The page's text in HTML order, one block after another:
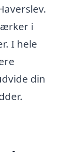
i
I hele
din